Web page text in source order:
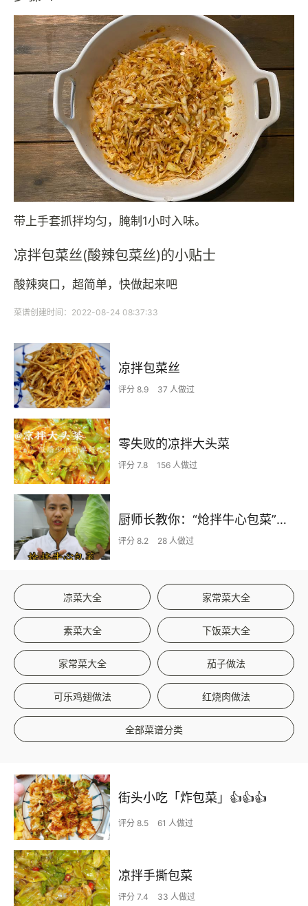
带上手套抓拌均匀，腌制1小时入味。
凉拌包菜丝(酸辣包菜丝)的小贴士
酸辣爽口，超简单，快做起来吧
菜谱创建时间：2022-08-24 08:37:33
凉拌包菜丝
评分 8.9 37 人做过
零失败的凉拌大头菜
评分 7.8 156 人做过
厨师长教你：“炝拌牛心包菜”的家常做法，夏日开胃口感爽脆
评分 8.2 28 人做过
凉菜大全 家常菜大全
素菜大全 下饭菜大全
家常菜大全 茄子做法
可乐鸡翅做法 红烧肉做法
全部菜谱分类
街头小吃「炸包菜」👍👍👍
评分 8.5 61 人做过
凉拌手撕包菜
评分 7.4 33 人做过